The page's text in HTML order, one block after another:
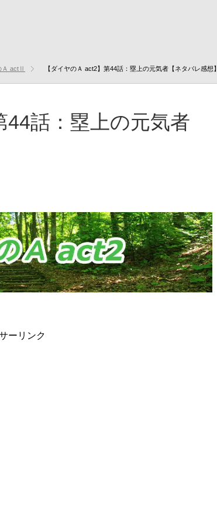
Ａ actⅡ 【ダイヤのＡ act2】第44話：塁上の元気者【ネタバレ感想】
話：塁上の元気者
ーリンク